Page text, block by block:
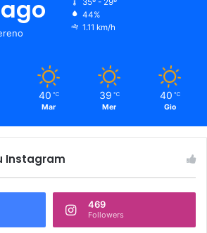
35º - 29º
44%
1.11 km/h
40 ℃
Mar
39 ℃
Mer
40 ℃
Gio
Instagram
469
Followers